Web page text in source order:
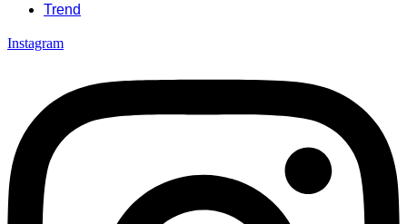
Trend
Instagram